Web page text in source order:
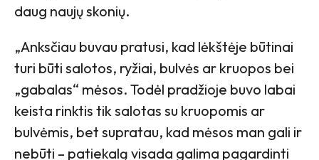
daug naujų skonių.
„Anksčiau buvau pratusi, kad lėkštėje būtinai
turi būti salotos, ryžiai, bulvės ar kruopos bei
„gabalas“ mėsos. Todėl pradžioje buvo labai
keista rinktis tik salotas su kruopomis ar
bulvėmis, bet supratau, kad mėsos man gali ir
nebūti – patiekalą visada galima pagardinti